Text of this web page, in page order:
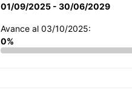
01/09/2025 - 30/06/2029
Avance al 03/10/2025:
0%